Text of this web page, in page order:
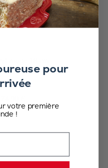
rouge 18 cm
pour
votre première
!